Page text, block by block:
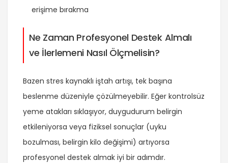
erişime bırakma
Ne Zaman Profesyonel Destek Almalı
ve İlerlemeni Nasıl Ölçmelisin?
Bazen stres kaynaklı iştah artışı, tek başına
beslenme düzeniyle çözülmeyebilir. Eğer kontrolsüz
yeme atakları sıklaşıyor, duygudurum belirgin
etkileniyorsa veya fiziksel sonuçlar (uyku
bozulması, belirgin kilo değişimi) artıyorsa
profesyonel destek almak iyi bir adımdır.